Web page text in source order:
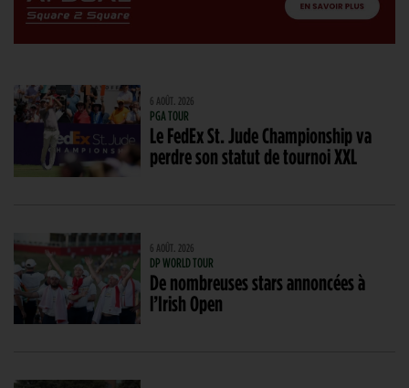
6 AOÛT. 2026
PGA TOUR
Le FedEx St. Jude Championship va
perdre son statut de tournoi XXL
6 AOÛT. 2026
DP WORLD TOUR
De nombreuses stars annoncées à
l’Irish Open